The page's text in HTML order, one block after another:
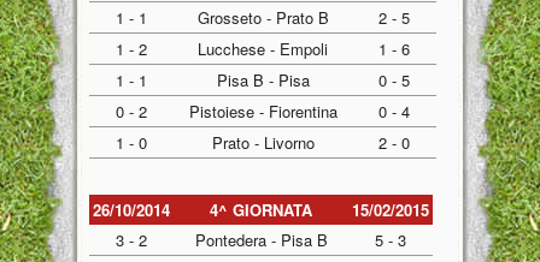
1 - 1
Grosseto - Prato B
2 - 5
1 - 2
Lucchese - Empoli
1 - 6
1 - 1
Pisa B - Pisa
0 - 5
0 - 2
Pistoiese - Fiorentina
0 - 4
1 - 0
Prato - Livorno 2 - 0
26/10/2014 4^ GIORNATA
15/02/2015
3 - 2
Pontedera - Pisa B
5 - 3